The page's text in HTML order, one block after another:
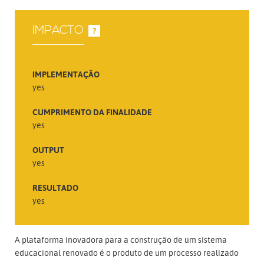
IMPACTO ?
IMPLEMENTAÇÃO
yes
CUMPRIMENTO DA FINALIDADE
yes
OUTPUT
yes
RESULTADO
yes
A plataforma inovadora para a construção de um sistema
educacional renovado é o produto de um processo realizado